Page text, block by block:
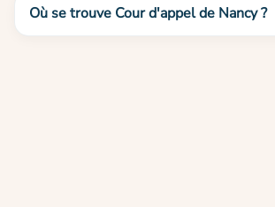
Où se trouve Cour d'appel de Nancy ?